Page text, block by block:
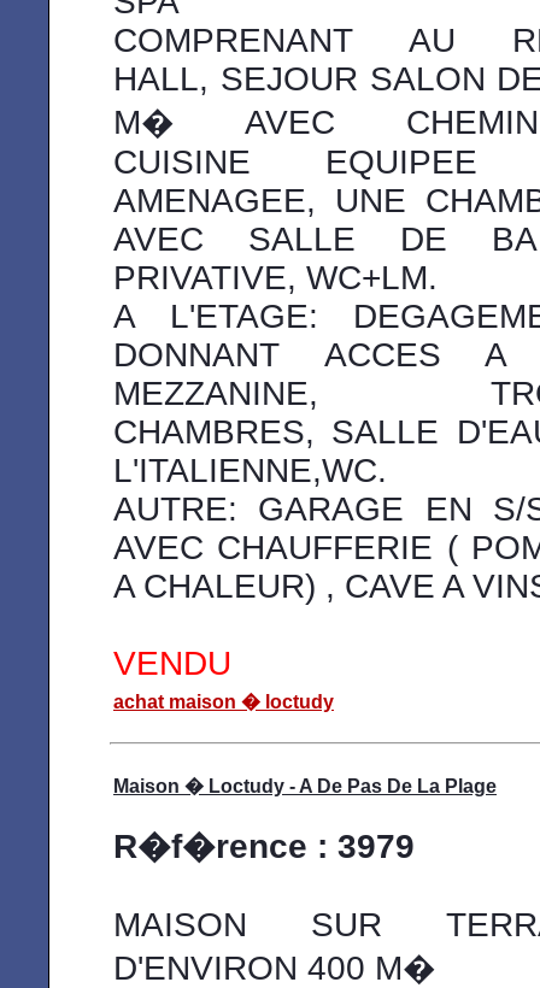
COMPRENANT AU
HALL, SEJOUR SALON
M� AVEC
CUISINE EQUIPEE
AMENAGEE, UNE
AVEC SALLE DE
PRIVATIVE, WC+LM.
A L'ETAGE:
DONNANT ACCES A
MEZZANINE,
CHAMBRES, SALLE
L'ITALIENNE,WC.
AUTRE: GARAGE EN S/
AVEC CHAUFFERIE (
A CHALEUR) , CAVE A
VENDU
achat maison � loctudy
Maison � Loctudy - A De Pas De La Plage
R�f�rence : 3979
MAISON SUR
D'ENVIRON 400 M�